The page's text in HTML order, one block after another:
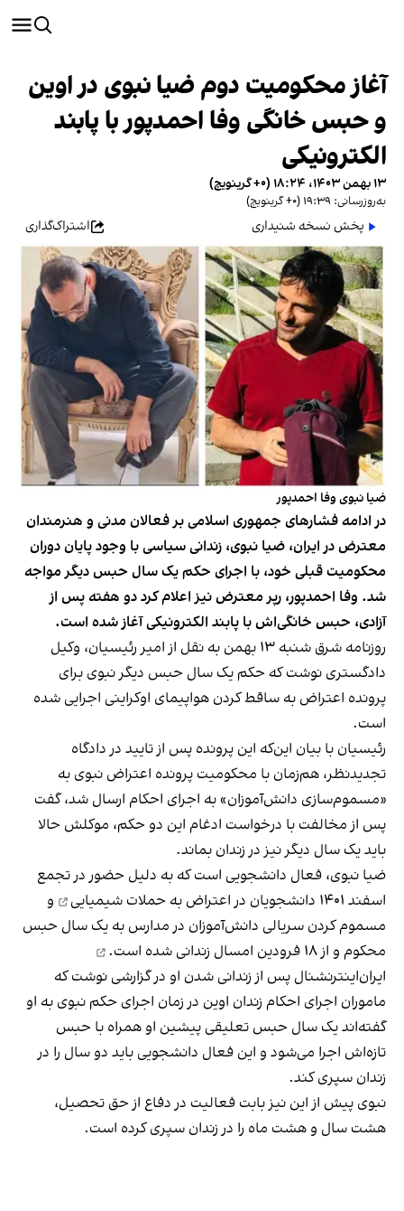
آغاز محکومیت دوم ضیا نبوی در اوین
و حبس خانگی وفا احمدپور با پابند
الکترونیکی
۱۳ بهمن ۱۴۰۳، ۱۸:۲۴ (‎+۰ گرینویچ)
به‌روزرسانی: ۱۹:۳۹ (‎+۰ گرینویچ)
پخش نسخه شنیداری اشتراک‌گذاری
ضیا نبوی وفا احمدپور
در ادامه فشارهای جمهوری اسلامی بر فعالان مدنی و هنرمندان
معترض در ایران، ضیا نبوی، زندانی سیاسی با وجود پایان دوران
محکومیت قبلی خود، با اجرای حکم یک سال حبس دیگر مواجه
شد. وفا احمدپور، رپر معترض نیز اعلام کرد دو هفته پس از
آزادی، حبس خانگی‌اش با پابند الکترونیکی آغاز شده است.
روزنامه شرق شنبه ۱۳ بهمن به نقل از امیر رئیسیان، وکیل
دادگستری نوشت که حکم یک سال حبس دیگر نبوی برای
پرونده اعتراض به ساقط کردن هواپیمای اوکراینی اجرایی شده‌
است.
رئیسیان با بیان این‌که این پرونده پس از تایید در دادگاه
تجدیدنظر، هم‌زمان با محکومیت پرونده اعتراض نبوی به
«مسموم‌سازی دانش‌آموزان» به اجرای احکام ارسال شد، گفت
پس از مخالفت با درخواست ادغام این دو حکم، موکلش حالا
باید یک سال دیگر نیز در زندان بماند.
ضیا نبوی، فعال دانشجویی است که به دلیل حضور در تجمع
اسفند ۱۴۰۱ دانشجویان در
اعتراض به حملات شیمیایی
و
مسموم‌ کردن سریالی دانش‌آموزان در مدارس به یک سال حبس
محکوم و از ۱۸ فرودین امسال
زندانی شده‌ است.
ایران‌اینترنشنال پس از زندانی شدن او در گزارشی نوشت که
ماموران اجرای احکام زندان اوین در زمان اجرای حکم نبوی به او
گفته‌اند یک سال حبس تعلیقی پیشین او همراه با حبس
تازه‌اش اجرا می‌شود و این فعال دانشجویی باید دو سال را در
زندان سپری کند.
نبوی پیش از این نیز بابت فعالیت در دفاع از حق تحصیل،
هشت سال و هشت ماه را در زندان سپری کرده است.